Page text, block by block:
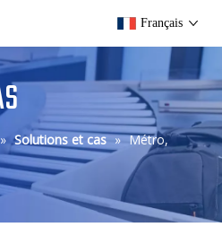
Français
» Solutions et cas » Métro,